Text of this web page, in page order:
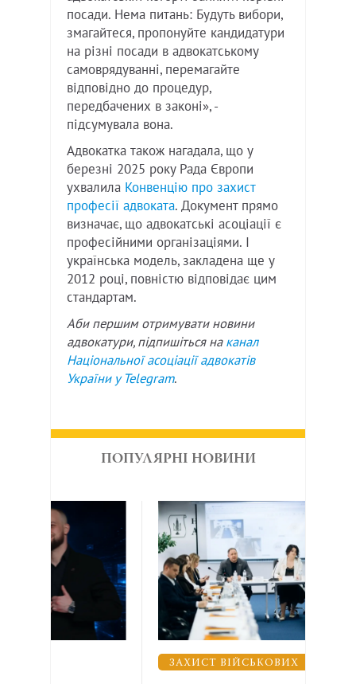
посади. Нема питань: Будуть вибори,
змагайтеся, пропонуйте кандидатури
на різні посади в адвокатському
самоврядуванні, перемагайте
відповідно до процедур,
передбачених в законі», -
підсумувала вона.
Адвокатка також нагадала, що у
березні 2025 року Рада Європи
ухвалила Конвенцію про захист
професії адвоката. Документ прямо
визначає, що адвокатські асоціації є
професійними організаціями. І
українська модель, закладена ще у
2012 році, повністю відповідає цим
стандартам.
Аби першим отримувати новини
адвокатури, підпишіться на канал
Національної асоціації адвокатів
України у Telegram.
ПОПУЛЯРНІ НОВИНИ
ЗАХИСТ ВІЙСЬКОВИХ